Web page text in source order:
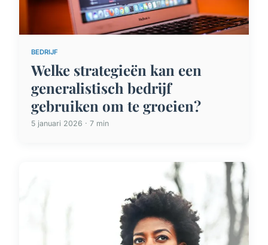
BEDRIJF
Welke strategieën kan een
generalistisch bedrijf
gebruiken om te groeien?
5 januari 2026 · 7 min